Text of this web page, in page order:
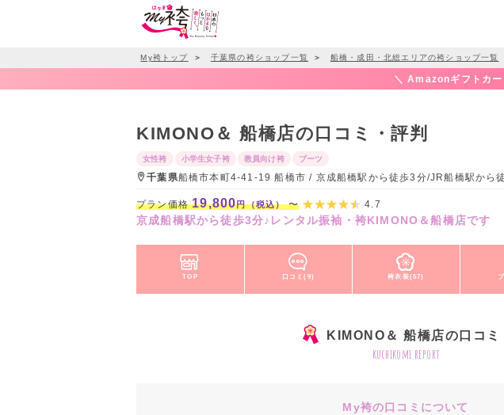
My袴トップ ＞ 千葉県の袴ショップ一覧 ＞ 船橋・成田・北総エリアの袴ショップ一覧
＼ Amazonギフトカ
KIMONO＆ 船橋店の口コミ・評判
女性袴 小学生女子袴 教員向け袴 ブーツ
千葉県船橋市本町4-41-19 船橋市 / 京成船橋駅から徒歩3分/JR船橋駅から
プラン価格19,800円（税込）〜 4.7
京成船橋駅から徒歩3分♪レンタル振袖・袴KIMONO＆船橋店です
TOP 口コミ(9) 袴衣装(57)
KIMONO＆ 船橋店の口コミ
kuchikomi report
My袴の口コミについて